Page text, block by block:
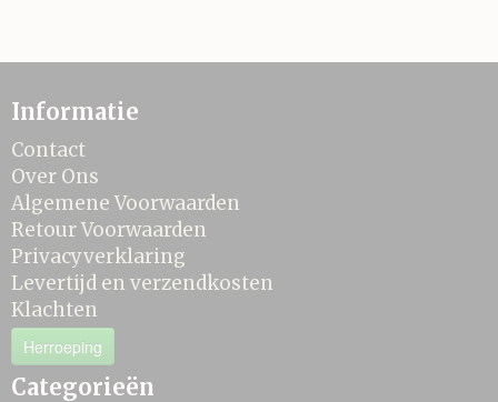
Informatie
Contact
Over Ons
Algemene Voorwaarden
Retour Voorwaarden
Privacyverklaring
Levertijd en verzendkosten
Klachten
Herroeping
Categorieën